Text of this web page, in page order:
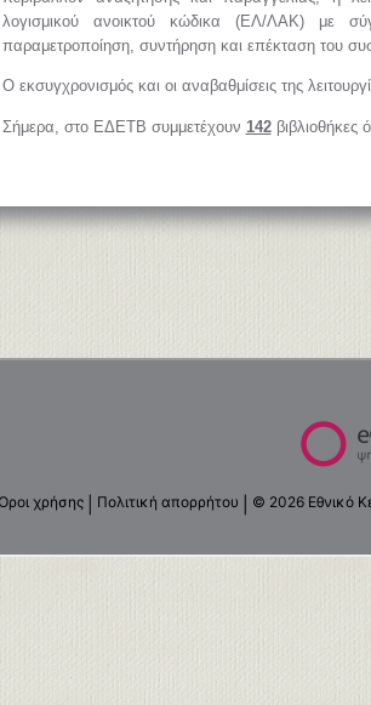
λογισμικού ανοικτού κώδικα (ΕΛ/ΛΑΚ) με
παραμετροποίηση, συντήρηση και επέκταση του
Ο εκσυγχρονισμός και οι αναβαθμίσεις της
Σήμερα, στο ΕΔΕΤΒ συμμετέχουν 142βιβλιοθήκες